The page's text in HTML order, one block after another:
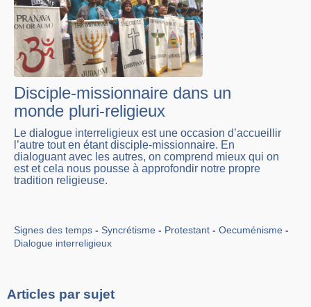
Disciple-missionnaire dans un
monde pluri-religieux
Le dialogue interreligieux est une occasion d’accueillir
l’autre tout en étant disciple-missionnaire. En
dialoguant avec les autres, on comprend mieux qui on
est et cela nous pousse à approfondir notre propre
tradition religieuse.
Signes des temps Syncrétisme Protestant
Oecuménisme
Dialogue interreligieux
Articles par sujet